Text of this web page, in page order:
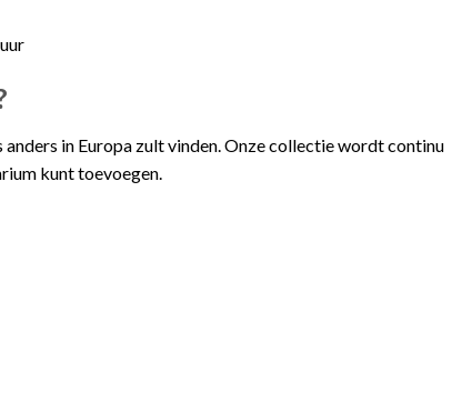
in Europa zult vinden. Onze collectie wordt continu
kunt toevoegen.